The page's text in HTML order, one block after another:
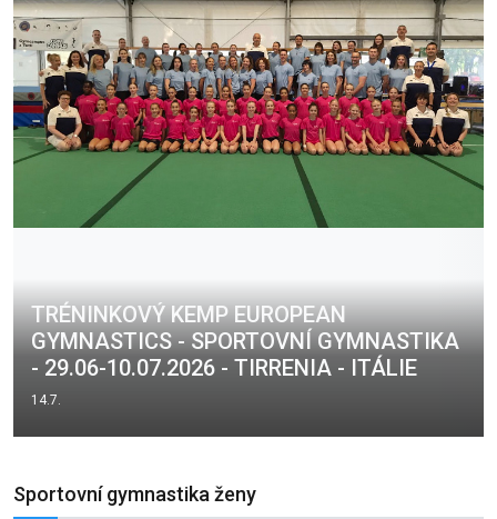
TRÉNINKOVÝ KEMP EUROPEAN
GYMNASTICS - SPORTOVNÍ GYMNASTIKA
- 29.06-10.07.2026 - TIRRENIA - ITÁLIE
14.7.
Sportovní gymnastika ženy